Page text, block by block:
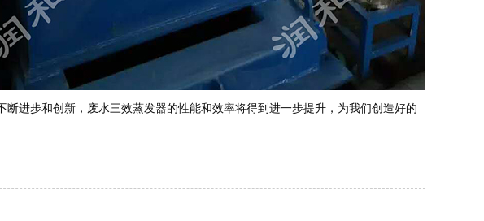
进步和创新，废水三效蒸发器的性能和效率将得到进一步提升，为我们创造好的